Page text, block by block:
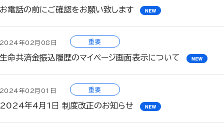
お電話の前にご確認をお願い致します
2024年02月08日 重要
生命共済金振込履歴のマイページ画面表示について
2024年02月01日 重要
2024年4月1日 制度改正のお知らせ